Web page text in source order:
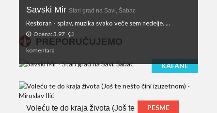
PREPORUČUJEMO
KAFANE
Savski Mir Stari grad na Savi, Šabac
Restoran - splav, muzika svako veče sem nedelje. ...
Ocena: 3.97
komentara
Voleću te do kraja života (Još te
PESME